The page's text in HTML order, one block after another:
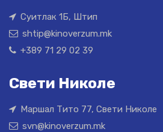
Суитлак 1Б, Штип
shtip@kinoverzum.mk
+389 71 29 02 39
Свети Николе
Маршал Тито 77, Свети Николе
svn@kinoverzum.mk